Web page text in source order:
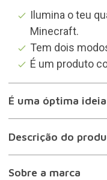
Ilumina o teu
Minecraft.
Tem dois
É um produto
É uma óptima
Descrição do
Sobre a marca